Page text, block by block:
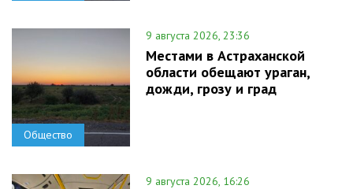
Общество
9 августа 2026, 23:36
Местами в Астраханской
области обещают ураган,
дожди, грозу и град
9 августа 2026, 16:26